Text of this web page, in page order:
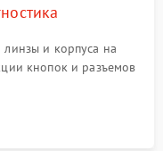
и корпуса на
кнопок и разъемов
на экран,
системных